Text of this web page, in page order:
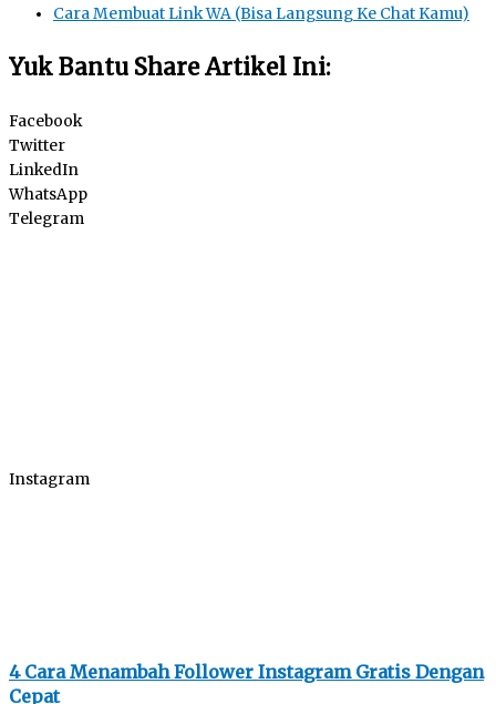
Cara Membuat Link WA (Bisa Langsung Ke Chat Kamu)
Yuk Bantu Share Artikel Ini:
Facebook
Twitter
LinkedIn
WhatsApp
Telegram
Instagram
4 Cara Menambah Follower Instagram Gratis Dengan
Cepat